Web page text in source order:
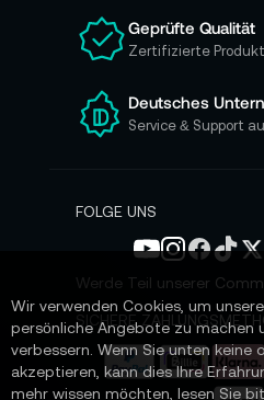
e
e
n
N
s
e
n
Geprüfte Qualität
Zertifizierte
Deutsches
Service & Support
FOLGE UNS
Werde Teil unserer
SICHERE
Wir verwenden Cookies, um
persönliche Angebote zu machen
verbessern. Wenn Sie unten keine
akzeptieren, kann dies Ihre
mehr wissen möchten, lesen Sie